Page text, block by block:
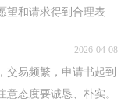
望和请求得到合理表
2026-04-08
交易频繁，申请书起到
态度要诚恳、朴实。